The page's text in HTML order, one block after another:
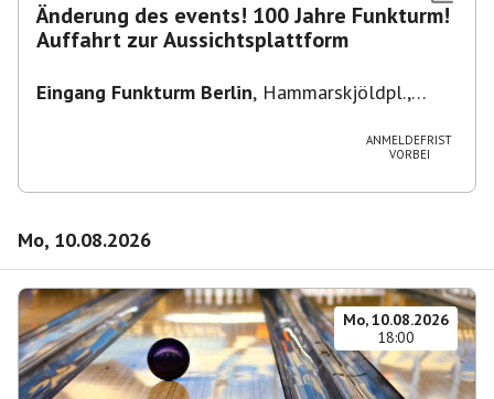
Änderung des events! 100 Jahre Funkturm!
Auffahrt zur Aussichtsplattform
Eingang Funkturm Berlin, Hammarskjöldpl.,
ANMELDEFRIST
VORBEI
Mo, 10.08.2026
Mo, 10.08.2026
18:00